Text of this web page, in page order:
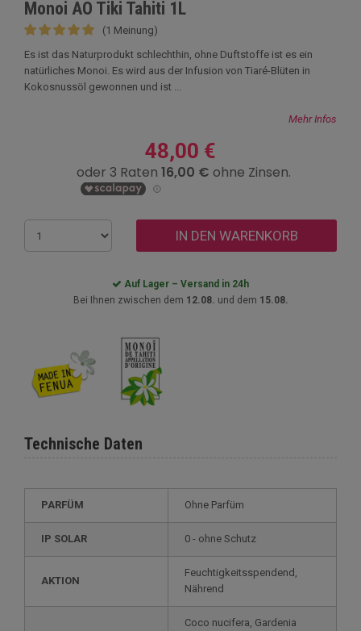
Monoi AO Tiki Tahiti 1L
(1 Meinung)
Es ist das Naturprodukt schlechthin, ohne Duftstoffe ist es ein
natürliches Monoi. Es wird aus der Infusion von Tiaré-Blüten in
Kokosnussöl gewonnen und ist ...
Mehr Infos
48,00 €
IN DEN WARENKORB
Auf Lager – Versand in 24h
Bei Ihnen zwischen dem 12.08. und dem 15.08.
Technische Daten
PARFÜM Ohne Parfüm
IP SOLAR 0 - ohne Schutz
AKTION
Feuchtigkeitsspendend,
Nährend
Coco nucifera, Gardenia